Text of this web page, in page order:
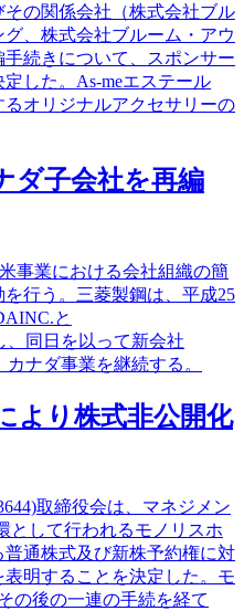
の関係会社（株式会社ブル
、株式会社ブルーム・アウ
続きについて、スポンサー
した。As-meエステール
オリジナルアクセサリーの
ダ子会社を再編
事業における会社組織の簡
行う。三菱製鋼は、平成25
と
同日を以って新会社
ナダ事業を継続する。
より株式非公開化
取締役会は、マネジメン
として行われるモノリスホ
通株式及び新株予約権に対
明することを決定した。モ
の後の一連の手続を経て